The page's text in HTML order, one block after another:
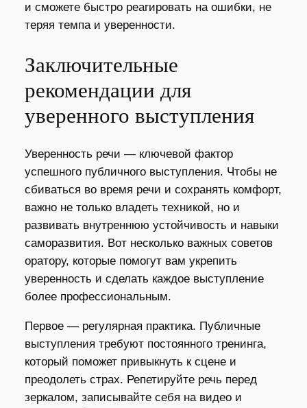
и сможете быстро реагировать на ошибки, не
теряя темпа и уверенности.
Заключительные
рекомендации для
уверенного выступления
Уверенность речи — ключевой фактор
успешного публичного выступления. Чтобы не
сбиваться во время речи и сохранять комфорт,
важно не только владеть техникой, но и
развивать внутреннюю устойчивость и навыки
саморазвития. Вот несколько важных советов
оратору, которые помогут вам укрепить
уверенность и сделать каждое выступление
более профессиональным.
Первое — регулярная практика. Публичные
выступления требуют постоянного тренинга,
который поможет привыкнуть к сцене и
преодолеть страх. Репетируйте речь перед
зеркалом, записывайте себя на видео и